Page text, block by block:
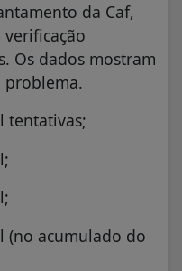
da Caf,
verificação
Os dados mostram
problema.
acumulado do